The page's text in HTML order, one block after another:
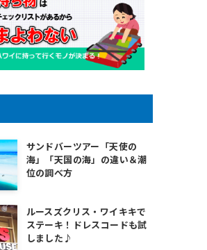
サンドバーツアー「天使の
海」「天国の海」の違い＆潮
位の調べ方
ルースズクリス・ワイキキで
ステーキ！ドレスコードも試
しました♪